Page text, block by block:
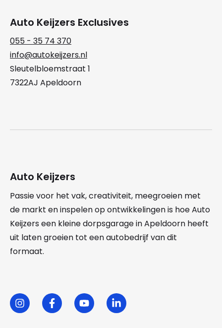
Auto Keijzers Exclusives
055 - 35 74 370
info@autokeijzers.nl
Sleutelbloemstraat 1
7322AJ Apeldoorn
Auto Keijzers
Passie voor het vak, creativiteit, meegroeien met
de markt en inspelen op ontwikkelingen is hoe Auto
Keijzers een kleine dorpsgarage in Apeldoorn heeft
uit laten groeien tot een autobedrijf van dit
formaat.